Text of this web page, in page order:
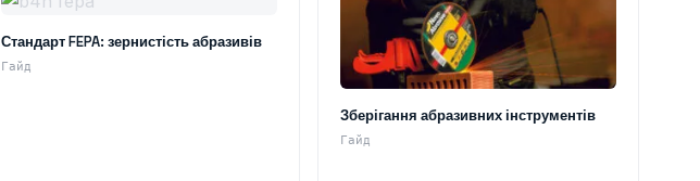
Стандарт FEPA: зернистість абразивів
Гайд
Зберігання абразивних інструментів
Гайд